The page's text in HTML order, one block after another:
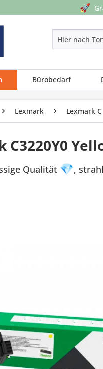
🚀
Bürobedarf
Lexmark Lexmark C
Qualität 💎,